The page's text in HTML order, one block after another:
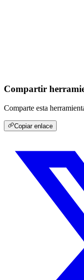
Compartir
Comparte esta
Copiar enlace